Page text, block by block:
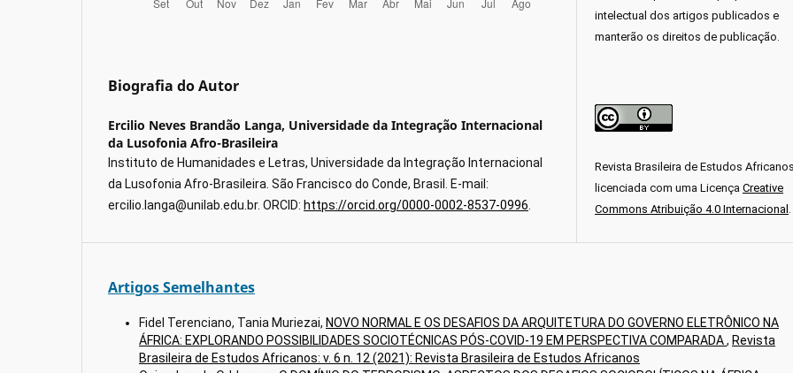
Biografia do Autor
Ercilio Neves Brandão Langa, Universidade da Integração Internacional
da Lusofonia Afro-Brasileira
Instituto de Humanidades e Letras, Universidade da Integração Internacional
da Lusofonia Afro-Brasileira. São Francisco do Conde, Brasil. E-mail:
ercilio.langa@unilab.edu.br. ORCID: https://orcid.org/0000-0002-8537-0996
intelectual dos artigos publicados e
manterão os direitos de publicação.
Revista Brasileira de Estudos
licenciada com uma LicençaCreative
Commons Atribuição 4.0 Internacional .
Artigos Semelhantes
Fidel Terenciano, Tania Muriezai, NOVO NORMAL E OS DESAFIOS DA ARQUITETURA DO GOVERNO ELETRÔNICO NA
ÁFRICA: EXPLORANDO POSSIBILIDADES SOCIOTÉCNICAS PÓS-COVID-19 EM PERSPECTIVA COMPARADA, Revista
Brasileira de Estudos Africanos: v. 6 n. 12 (2021): Revista Brasileira de Estudos Africanos